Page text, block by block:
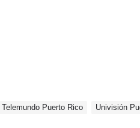
Telemundo Puerto Rico Univisión